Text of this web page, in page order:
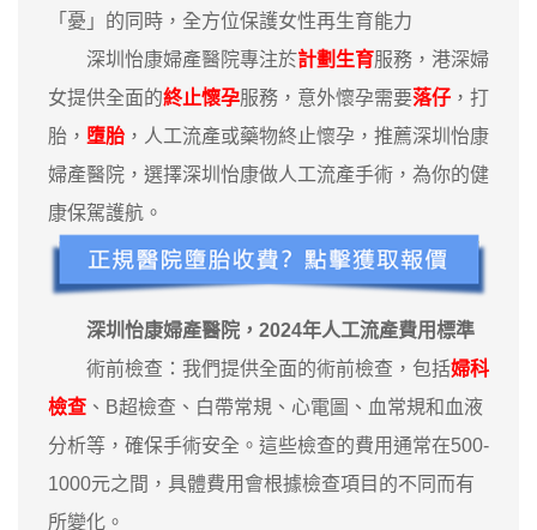
「憂」的同時，全方位保護女性再生育能力
深圳怡康婦產醫院專注於計劃生育服務，港深婦
女提供全面的終止懷孕服務，意外懷孕需要落仔 ，打
胎， 墮胎 ，人工流產或藥物終止懷孕，推薦深圳怡康
婦產醫院，選擇深圳怡康做人工流產手術，為你的健
康保駕護航。
深圳怡康婦產醫院，2024年人工流產費用標準
術前檢查：我們提供全面的術前檢查，包括婦科
檢查 、B超檢查、白帶常規、心電圖、血常規和血液
分析等，確保手術安全。這些檢查的費用通常在500-
1000元之間，具體費用會根據檢查項目的不同而有
所變化。